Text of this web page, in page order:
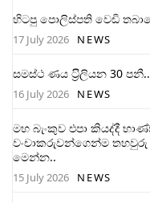
හිටපු පොලිස්පති වෙඩි
17 July 2026 NEWS
සමස්ථ ණය ට‍්‍රිලියන 30
16 July 2026 NEWS
මහ බැංකුව එපා කියද්දී
වංචාකරුවන්ගෙන්ම තහවුරු
මෙන්න..
15 July 2026 NEWS